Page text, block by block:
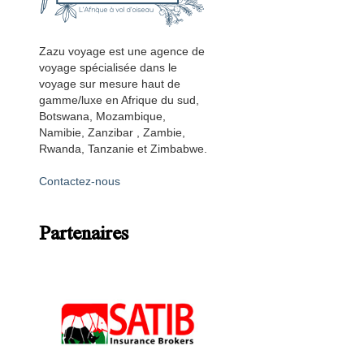
Zazu voyage est une agence de
voyage spécialisée dans le
voyage sur mesure haut de
gamme/luxe en Afrique du sud,
Botswana, Mozambique,
Namibie, Zanzibar , Zambie,
Rwanda, Tanzanie et Zimbabwe.
Contactez-nous
Partenaires